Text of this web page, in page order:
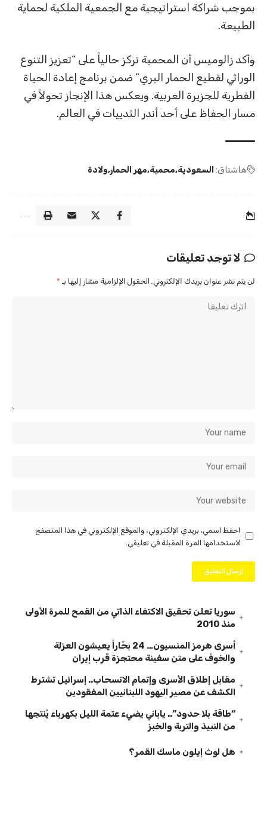
بموجب شراكة استراتيجية مع الجمعية الملكية لحماية
الطبيعة.
وأكد زالوميس أن المحمية تركز حالياً على “تعزيز التنوع
الوراثي لقطيع الحمار البري” ضمن برنامج إعادة الحياة
الفطرية للجزيرة العربية. ويعكس هذا الإنجاز تحولاً في
مسار الحفاظ على أحد أندر الثدييات في العالم.
هاشتاق: السعودية محمية مهر الحمار ولادة
لا توجد تعليقات
لن يتم نشر عنوان بريدك الإلكتروني. الحقول الإلزامية مشار إليها بـ *
احفظ اسمي، بريدي الإلكتروني، والموقع الإلكتروني في هذا المتصفح
لاستخدامها المرة المقبلة في تعليقي.
سوريا تعلن تحقيق الاكتفاء الذاتي من القمح للمرة الأولى
منذ 2010
أسرى هرمز المنسيون… 24 بحّاراً يعيشون العزلة
والخوف على متن سفينة محتجزة قرب إيران
مقابل إطلاق الأسرى وإتمام الانسحاب.. إسرائيل تشترط
الكشف عن مصير اليهود اللبنانيين المفقودين
“طاقة بلا حدود”.. ياباني يضيء عتمة الليل بكهرباء يُنتجها
من النبيذ والتربة والخبز
هل لوث إيلون ماسك القمر؟